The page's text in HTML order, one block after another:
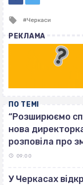
Tagged
Черкаси
РЕКЛАМА
ПО ТЕМІ
“Розширюємо
нова
розповіла про
09:00
У Черкасах